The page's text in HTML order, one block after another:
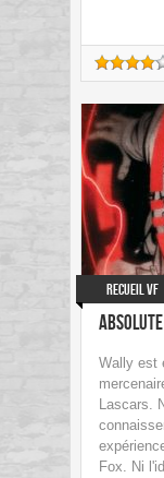
Recueil VF
Absolute
Wally est
Lascars.
Fox. Ni